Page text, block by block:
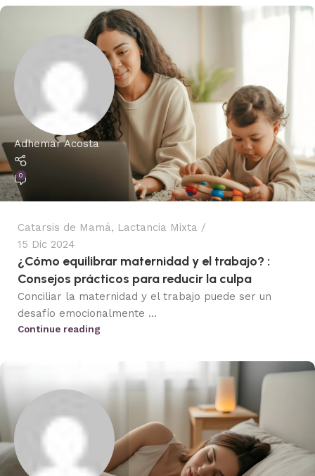
Adhemar Acosta
0
Catarsis de Mamá, Lactancia Mixta
15 Dic 2024
¿Cómo equilibrar maternidad y el trabajo? :
Consejos prácticos para reducir la culpa
Conciliar la maternidad y el trabajo puede ser un
desafío emocionalmente ...
Continue reading